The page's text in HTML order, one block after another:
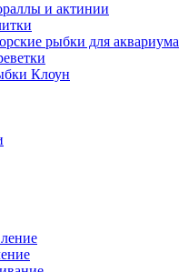
и актинии
рыбки для аквариума
Клоун